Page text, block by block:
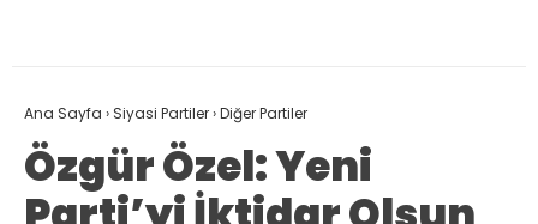
Ana Sayfa › Siyasi Partiler›Diğer Partiler
Özgür Özel: Yeni